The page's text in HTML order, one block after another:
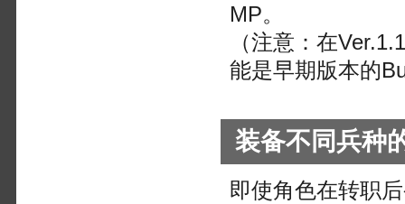
MP。
（注意：在
能是早期版本的
装备不同兵种
即使角色在转职